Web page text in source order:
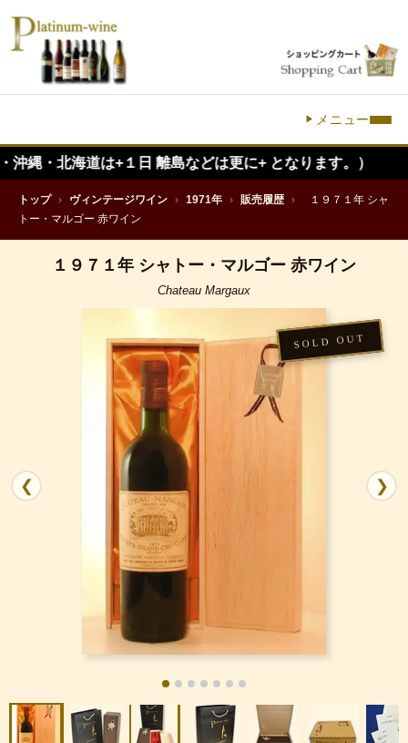
メニュー
は+１日 離島などは更に+ となります。）
トップ › ヴィンテージワイン › 1971年 › 販売履歴 ›
１９７１年 シャ
トー・マルゴー 赤ワイン
１９７１年 シャトー・マルゴー 赤ワイン
Chateau Margaux
❮ ❯